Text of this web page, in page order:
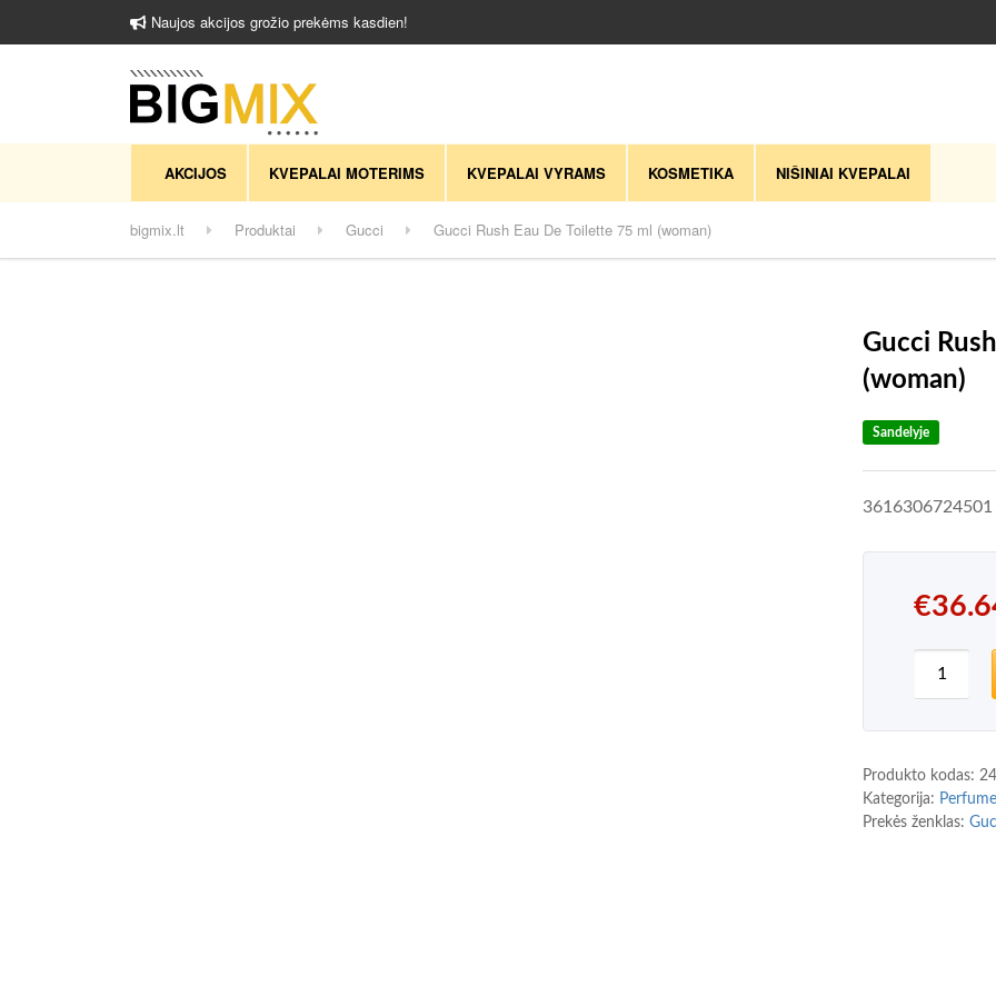
Naujos akcijos grožio prekėms kasdien!
AKCIJOS KVEPALAI MOTERIMS KVEPALAI VYRAMS KOSMETIKA NIŠINIAI KVEPALAI
bigmix.lt Produktai Gucci Gucci Rush Eau De Toilette 75 ml (woman)
Gucci
(woman)
Sandelyje
3616306724501
€
Produkto kodas:
Kategorija:
Prekės ženklas: